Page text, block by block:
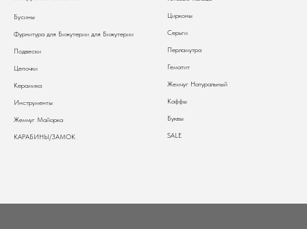
Бусины
Фурнитура для Бижутерии для Бижутерии
Подвески
Цепочки
Керамика
Инструменты
Жемчуг Майорка
КАРАБИНЫ/ЗАМОК
Цирконы
Серьги
Перламутра
Гематит
Жемчуг Натуральный
Каффы
Буквы
SALE